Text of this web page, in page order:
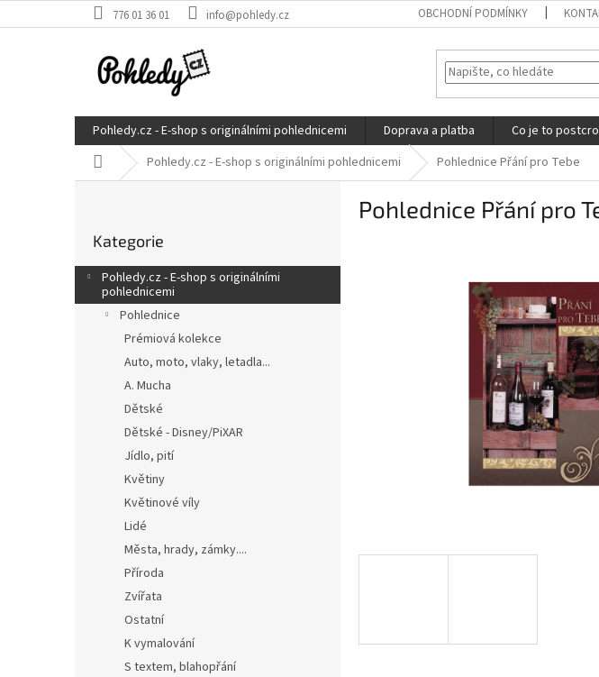
na
776 01 36 01 info@pohledy.cz OBCHODNÍ PODMÍNKY
Pohledy.cz - E-shop s originálními pohlednicemi Doprava a platba Co je to
Domů Pohledy.cz - E-shop s originálními pohlednicemi Pohlednice Přání pro Tebe
r
n
kategorie
Kategorie
Pohledy.cz - E-shop s originálními
pohlednicemi
Pohlednice
Prémiová kolekce
Auto, moto, vlaky, letadla...
A. Mucha
Dětské
Dětské - Disney/PiXAR
Jídlo, pití
Květiny
Květinové víly
Lidé
Města, hrady, zámky....
Příroda
Zvířata
Ostatní
K vymalování
S textem, blahopřání
Pohlednice Přání pro